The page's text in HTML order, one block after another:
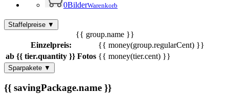
0BilderWarenkorb
Staffelpreise ▼
{{ group.name }}
Einzelpreis:
{{ money(group.regularCent) }}
ab {{ tier.quantity }} Fotos {{ money(tier.cent) }}
Sparpakete ▼
{{ savingPackage.name }}